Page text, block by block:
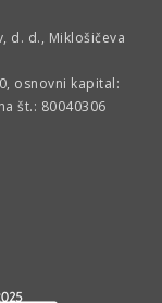
d. d., Miklošičeva
osnovni kapital:
št.: 80040306